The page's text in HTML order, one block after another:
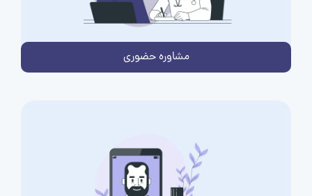
مشاوره حضوری